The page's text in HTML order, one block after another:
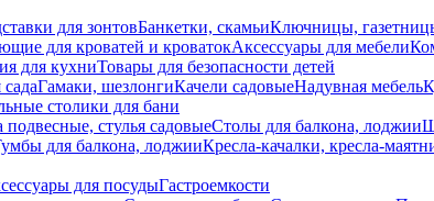
для зонтовБанкетки, скамьиКлючницы,
для кроватей и кроватокАксессуары для мебели
для кухниТовары для безопасности детей
Гамаки, шезлонгиКачели садовыеНадувная мебель
столики для бани
подвесные, стулья садовыеСтолы для балкона, лоджии
для балкона, лоджииКресла-качалки, кресла-
для посудыГастроемкости